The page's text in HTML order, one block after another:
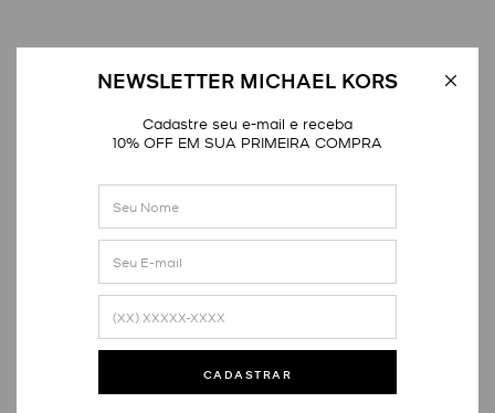
NEWSLETTER MICHAEL KORS
Cadastre seu e-mail e receba
10% OFF EM SUA PRIMEIRA COMPRA
CADASTRAR
Avaliações
Este produto ainda não tem avaliações
SEJA O PRIMEIRO A AVALIAR